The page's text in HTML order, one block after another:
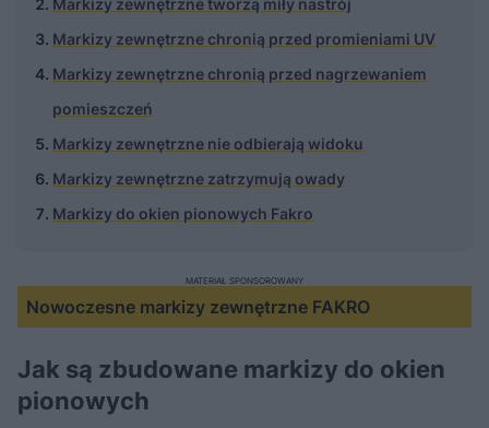
Markizy zewnętrzne chronią przed promieniami UV
Markizy zewnętrzne chronią przed nagrzewaniem
pomieszczeń
Markizy zewnętrzne nie odbierają widoku
Markizy zewnętrzne zatrzymują owady
Markizy do okien pionowych Fakro
Nowoczesne markizy zewnętrzne FAKRO
MATERIAŁ SPONSOROWANY
Jak są zbudowane markizy do okien
pionowych